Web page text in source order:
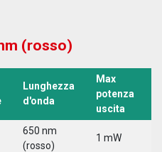
(rosso)
Lunghezza
d'onda
Max
potenza
uscita
650 nm
(rosso)
1 mW